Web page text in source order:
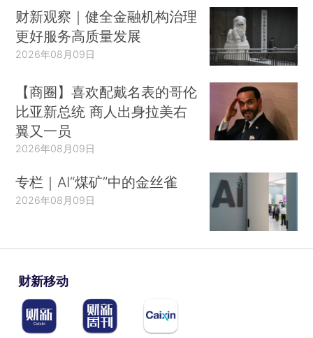
财新观察｜健全金融机构治理
更好服务高质量发展
2026年08月09日
【商圈】喜欢配戴名表的哥伦
比亚新总统 商人出身拉美右
翼又一员
2026年08月09日
专栏｜AI“煤矿”中的金丝雀
2026年08月09日
财新移动